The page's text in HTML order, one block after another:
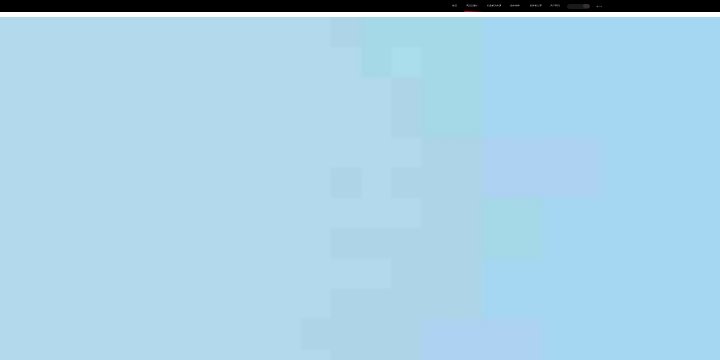
首页 产品及服务 行业解决方案 合作伙伴 投资者关系 关于我们 中EN